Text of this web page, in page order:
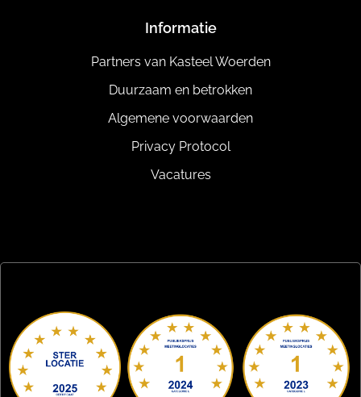
Informatie
Partners van Kasteel Woerden
Duurzaam en betrokken
Algemene voorwaarden
Privacy Protocol
Vacatures